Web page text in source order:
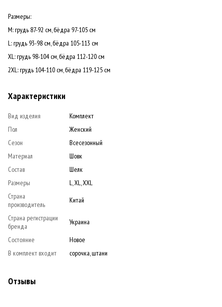
Размеры:
M: грудь 87-92 см, бёдра 97-105 см
L: грудь 93-98 см, бёдра 105-113 см
XL: грудь 98-104 см, бёдра 112-120 см
2XL: грудь 104-110 см, бёдра 119-125 см
Характеристики
Вид изделия
Комплект
Пол
Женский
Сезон
Всесезонный
Материал
Шовк
Состав
Шелк
Размеры
L, XL, XXL
Страна
производитель
Китай
Страна регистрации
бренда
Украина
Состояние
Новое
В комплект входит
сорочка, штани
Отзывы